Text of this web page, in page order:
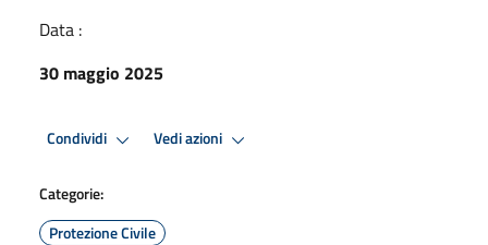
Data :
30 maggio 2025
Condividi Vedi azioni
Categorie:
Protezione Civile